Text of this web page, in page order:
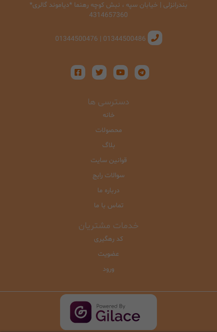
بندرانزلی | خیابان سپه ، نبش کوچه رهنما *دیاموند گالری*
4314657360
01344500486 | 01344500476
دسترسی ها
خانه
محصولات
بلاگ
قوانین سایت
سوالات رایج
درباره ما
تماس با ما
خدمات مشتریان
کد رهگیری
عضویت
ورود